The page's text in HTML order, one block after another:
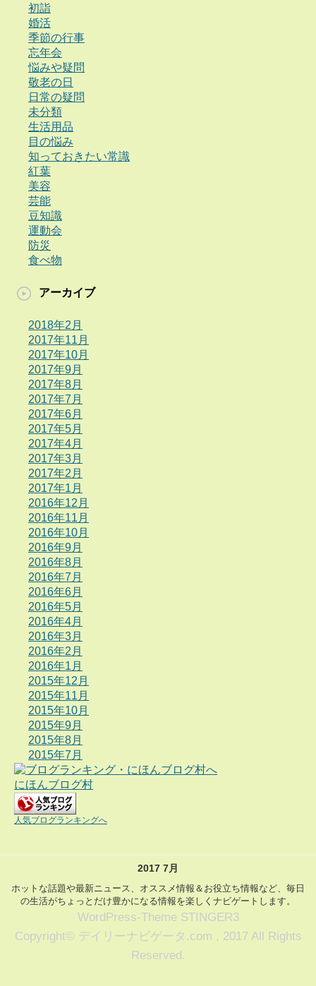
初詣
婚活
季節の行事
忘年会
悩みや疑問
敬老の日
日常の疑問
未分類
生活用品
目の悩み
知っておきたい常識
紅葉
美容
芸能
豆知識
運動会
防災
食べ物
アーカイブ
2018年2月
2017年11月
2017年10月
2017年9月
2017年8月
2017年7月
2017年6月
2017年5月
2017年4月
2017年3月
2017年2月
2017年1月
2016年12月
2016年11月
2016年10月
2016年9月
2016年8月
2016年7月
2016年6月
2016年5月
2016年4月
2016年3月
2016年2月
2016年1月
2015年12月
2015年11月
2015年10月
2015年9月
2015年8月
2015年7月
にほんブログ村
人気ブログランキングへ
2017 7月
ホットな話題や最新ニュース、オススメ情報＆お役立ち情報など、毎日
の生活がちょっとだけ豊かになる情報を楽しくナビゲートします。
WordPress-Theme STINGER3
Copyright© デイリーナビゲータ.com , 2017 All Rights
Reserved.